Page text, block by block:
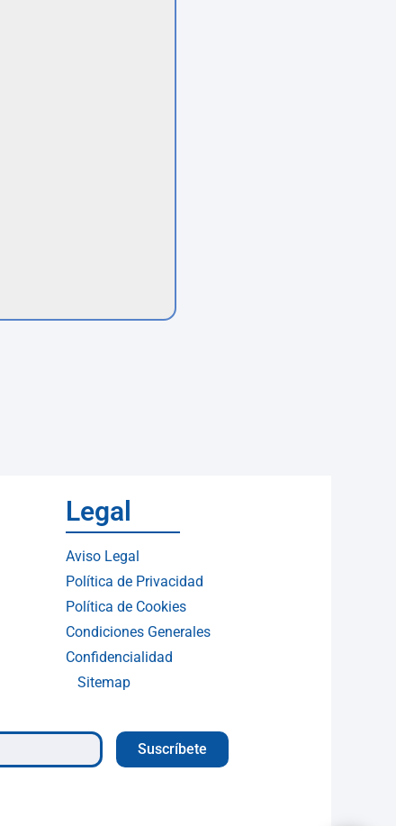
Legal
Aviso Legal
Política de Privacidad
Política de Cookies
Condiciones Generales
Confidencialidad
Sitemap
Suscríbete